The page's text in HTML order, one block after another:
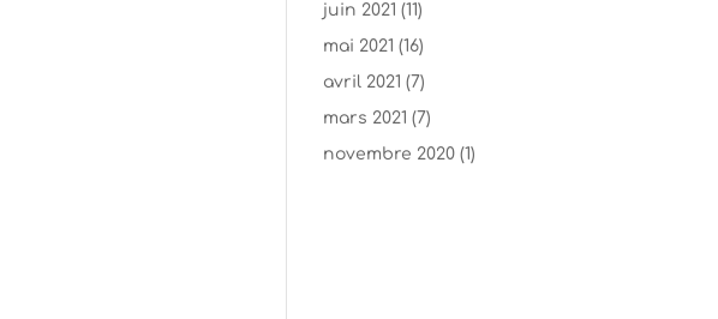
juin 2021 (11)
mai 2021 (16)
avril 2021 (7)
mars 2021 (7)
novembre 2020 (1)